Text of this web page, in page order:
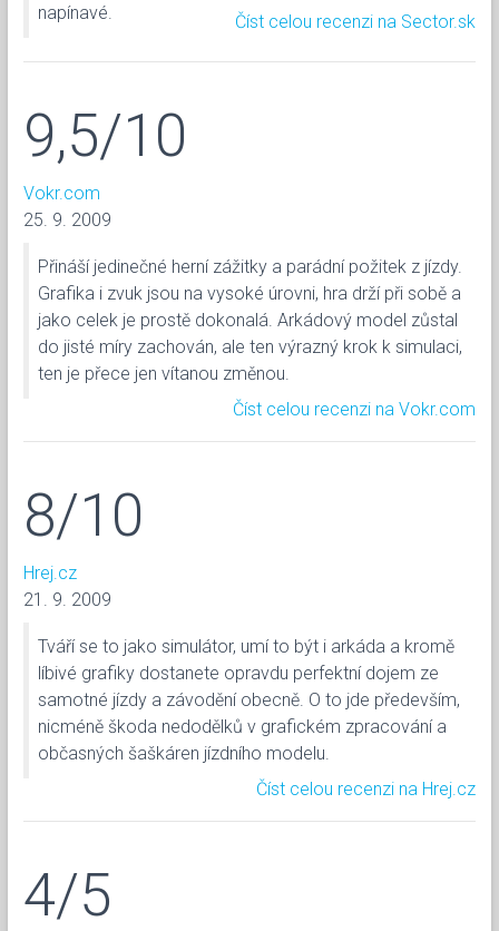
napínavé.
Číst celou recenzi na Sector.sk
9,5/10
Vokr.com
25. 9. 2009
Přináší jedinečné herní zážitky a parádní požitek z jízdy.
Grafika i zvuk jsou na vysoké úrovni, hra drží při sobě a
jako celek je prostě dokonalá. Arkádový model zůstal
do jisté míry zachován, ale ten výrazný krok k simulaci,
ten je přece jen vítanou změnou.
Číst celou recenzi na Vokr.com
8/10
Hrej.cz
21. 9. 2009
Tváří se to jako simulátor, umí to být i arkáda a kromě
líbivé grafiky dostanete opravdu perfektní dojem ze
samotné jízdy a závodění obecně. O to jde především,
nicméně škoda nedodělků v grafickém zpracování a
občasných šaškáren jízdního modelu.
Číst celou recenzi na Hrej.cz
4/5